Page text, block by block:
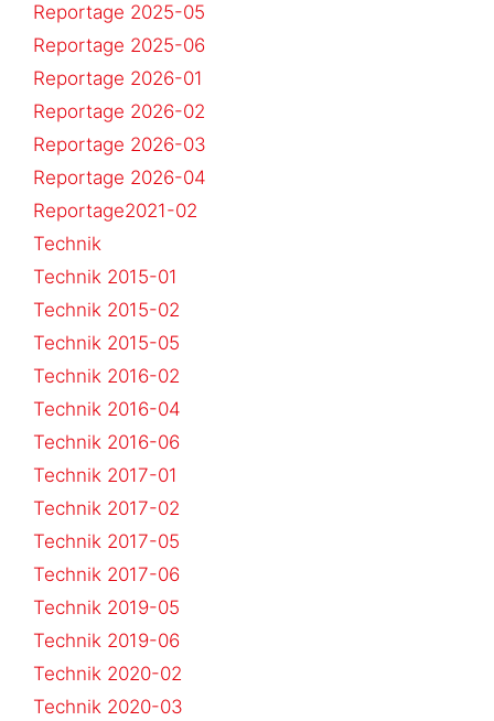
Reportage 2025-05
Reportage 2025-06
Reportage 2026-01
Reportage 2026-02
Reportage 2026-03
Reportage 2026-04
Reportage2021-02
Technik
Technik 2015-01
Technik 2015-02
Technik 2015-05
Technik 2016-02
Technik 2016-04
Technik 2016-06
Technik 2017-01
Technik 2017-02
Technik 2017-05
Technik 2017-06
Technik 2019-05
Technik 2019-06
Technik 2020-02
Technik 2020-03